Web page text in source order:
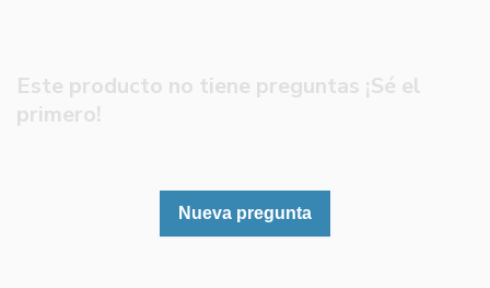
Este producto no tiene preguntas ¡Sé el
primero!
Nueva pregunta